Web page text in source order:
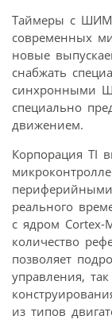
Таймеры с ШИМ
современных
новые
снабжать
синхронными
специально
движением.
Корпорация TI
реального
с ядром Cortex-
количество
позволяет
управления,
из типов